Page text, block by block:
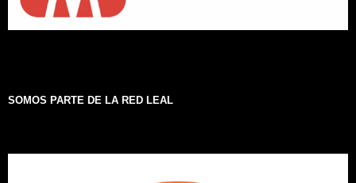
SOMOS PARTE DE LA RED LEAL